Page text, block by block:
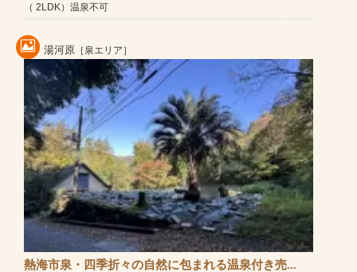
（ 2LDK）温泉不可
湯河原 ［泉エリア］
熱海市泉・四季折々の自然に包まれる温泉付き売...